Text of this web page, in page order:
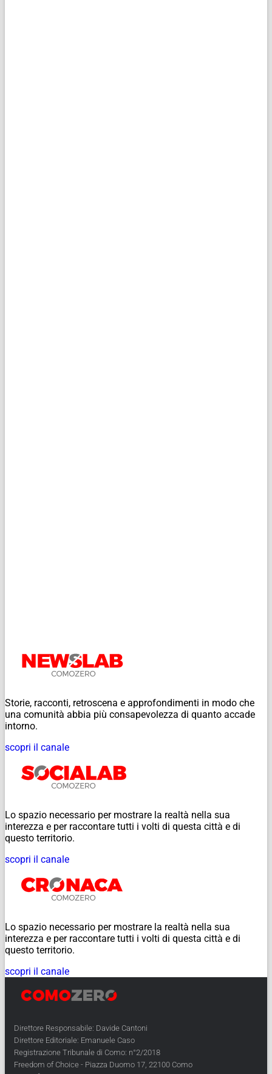
Storie, racconti, retroscena e approfondimenti in modo che
una comunità abbia più consapevolezza di quanto accade
intorno.
scopri il canale
Lo spazio necessario per mostrare la realtà nella sua
interezza e per raccontare tutti i volti di questa città e di
questo territorio.
scopri il canale
Lo spazio necessario per mostrare la realtà nella sua
interezza e per raccontare tutti i volti di questa città e di
questo territorio.
scopri il canale
Direttore Responsabile: Davide Cantoni
Direttore Editoriale: Emanuele Caso
Registrazione Tribunale di Como: n°2/2018
Freedom of Choice - Piazza Duomo 17, 22100 Como